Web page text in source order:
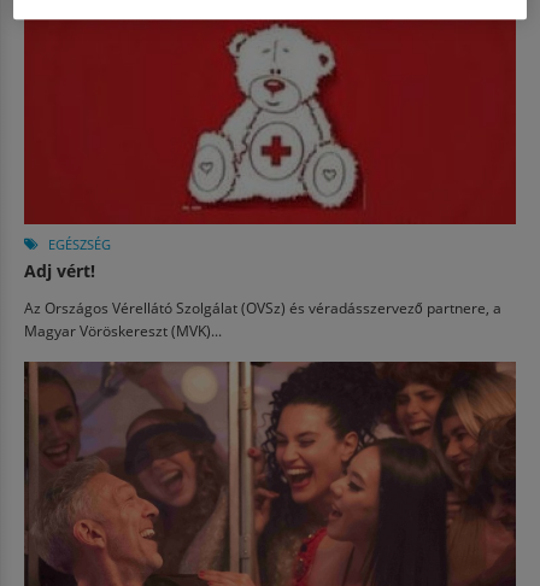
EGÉSZSÉG
Adj vért!
Az Országos Vérellátó Szolgálat (OVSz) és véradásszervező partnere, a
Magyar Vöröskereszt (MVK)...